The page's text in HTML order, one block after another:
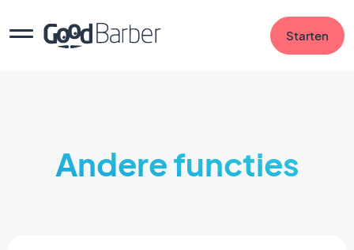
Starten
Andere functies